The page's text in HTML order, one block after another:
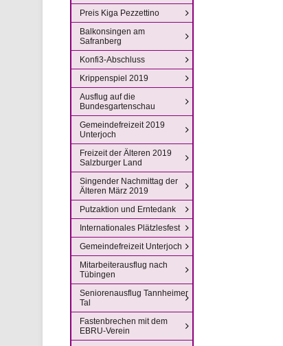
Preis Kiga Pezzettino
Balkonsingen am
Safranberg
Konfi3-Abschluss
Krippenspiel 2019
Ausflug auf die
Bundesgartenschau
Gemeindefreizeit 2019
Unterjoch
Freizeit der Älteren 2019
Salzburger Land
Singender Nachmittag der
Älteren März 2019
Putzaktion und Erntedank
Internationales Plätzlesfest
Gemeindefreizeit Unterjoch
Mitarbeiterausflug nach
Tübingen
Seniorenausflug Tannheimer
Tal
Fastenbrechen mit dem
EBRU-Verein